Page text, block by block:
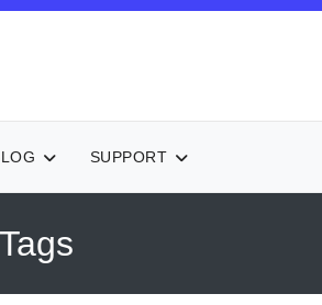
SUPPORT
Tags